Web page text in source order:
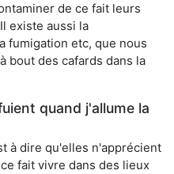
de ce fait leurs
existe aussi la
fumigation etc, que nous
bout des cafards dans la
quand j'allume la
à dire qu'elles n'apprécient
fait vivre dans des lieux